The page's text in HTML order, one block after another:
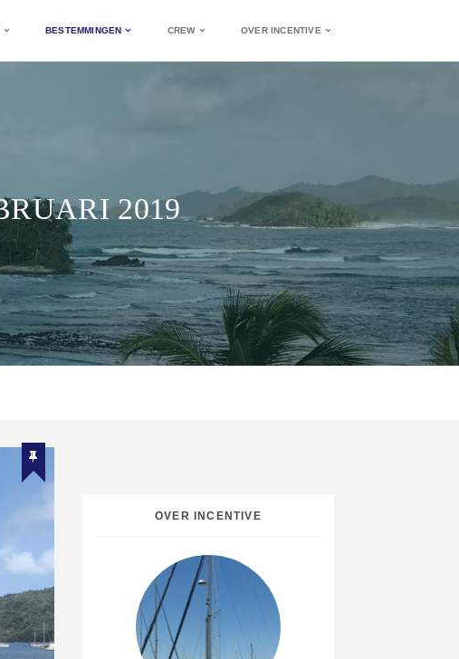
BESTEMMINGEN CREW OVER INCENTIVE
2019
OVER INCENTIVE